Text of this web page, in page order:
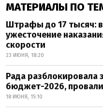
МАТЕРИАЛЫ ПО
Штрафы до 17 тысяч:
ужесточение
скорости
23 ИЮНЯ, 18:20
Рада разблокировала
бюджет-2026,
18 ИЮНЯ, 15:10